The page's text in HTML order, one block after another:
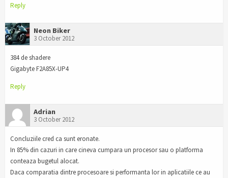
Reply
Neon Biker
3 October 2012
384 de shadere
Gigabyte F2A85X-UP4
Reply
Adrian
3 October 2012
Concluziile cred ca sunt eronate.
In 85% din cazuri in care cineva cumpara un procesor sau o platforma
conteaza bugetul alocat.
Daca comparatia dintre procesoare si performanta lor in aplicatiile ce au